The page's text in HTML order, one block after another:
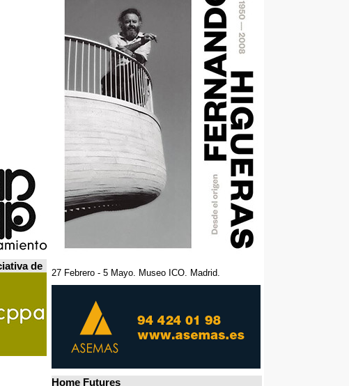
de
27 Febrero - 5 Mayo. Museo ICO. Madrid.
Home Futures